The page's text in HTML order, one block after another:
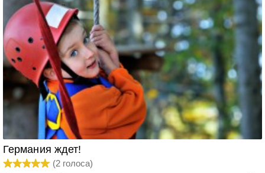
Германия ждет!
(2 голоса)